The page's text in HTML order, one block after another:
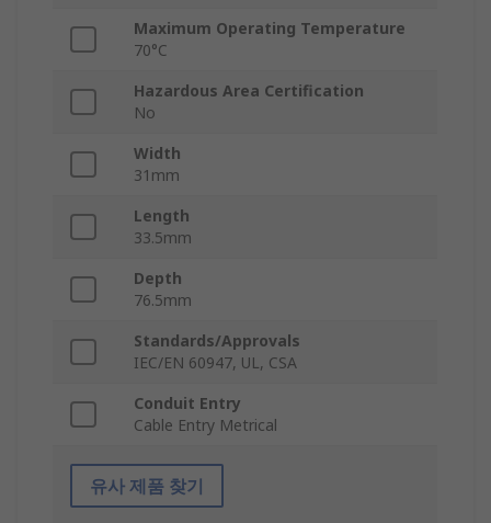
Maximum Operating Temperature
70°C
Hazardous Area Certification
No
Width
31mm
Length
33.5mm
Depth
76.5mm
Standards/Approvals
IEC/EN 60947, UL, CSA
Conduit Entry
Cable Entry Metrical
유사 제품 찾기